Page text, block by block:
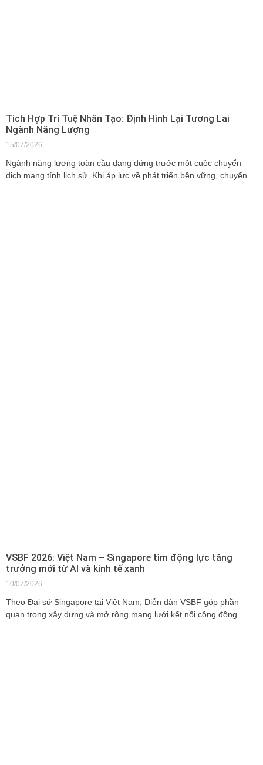
Tích Hợp Trí Tuệ Nhân Tạo: Định Hình Lại Tương Lai
Ngành Năng Lượng
15/07/2026
Ngành năng lượng toàn cầu đang đứng trước một cuộc chuyển
dịch mang tính lịch sử. Khi áp lực về phát triển bền vững, chuyển
VSBF 2026: Việt Nam – Singapore tìm động lực tăng
trưởng mới từ AI và kinh tế xanh
10/07/2026
Theo Đại sứ Singapore tại Việt Nam, Diễn đàn VSBF góp phần
quan trọng xây dựng và mở rộng mạng lưới kết nối cộng đồng